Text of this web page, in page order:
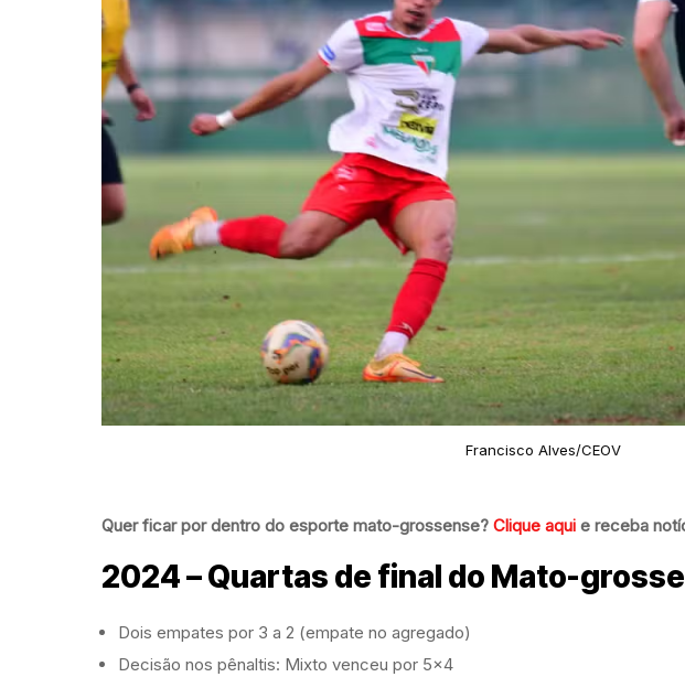
Francisco Alves/CEOV
Quer ficar por dentro do esporte mato-grossense? Clique aqui e receba
2024 – Quartas de final do Mato-
Dois empates por 3 a 2 (empate no agregado)
Decisão nos pênaltis: Mixto venceu por 5×4